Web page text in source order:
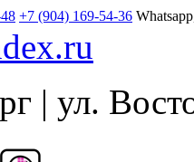
+7 (904) 169-54-36
| ул.